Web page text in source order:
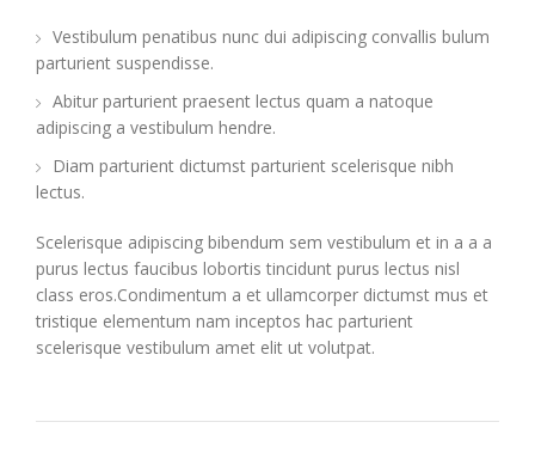
Vestibulum penatibus nunc dui adipiscing convallis bulum
parturient suspendisse.
Abitur parturient praesent lectus quam a natoque
adipiscing a vestibulum hendre.
Diam parturient dictumst parturient scelerisque nibh
lectus.
Scelerisque adipiscing bibendum sem vestibulum et in a a a
purus lectus faucibus lobortis tincidunt purus lectus nisl
class eros.Condimentum a et ullamcorper dictumst mus et
tristique elementum nam inceptos hac parturient
scelerisque vestibulum amet elit ut volutpat.